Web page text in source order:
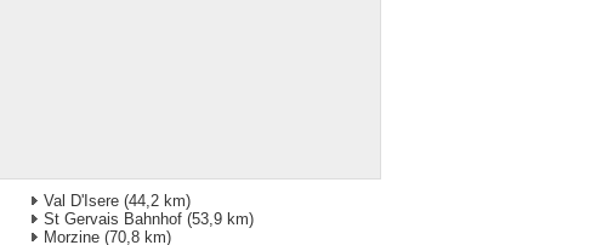
Val D'Isere (44,2 km)
St Gervais Bahnhof (53,9 km)
Morzine (70,8 km)